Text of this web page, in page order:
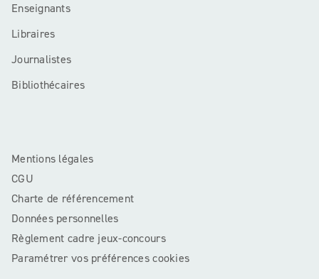
Enseignants
Libraires
Journalistes
Bibliothécaires
Mentions légales
CGU
Charte de référencement
Données personnelles
Règlement cadre jeux-concours
Paramétrer vos préférences cookies